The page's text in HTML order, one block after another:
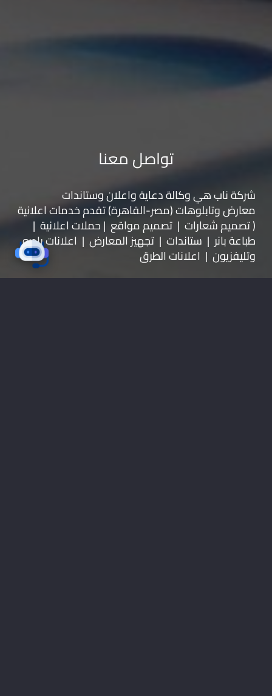
تواصل معنا
شركة ناب هي وكالة دعاية واعلان وستاندات
معارضوتابلوهات(مصر-القاهرة) تقدم خدمات اعلانية
( تصميم شعارات | تصميم مواقع | حملات اعلانية |
طباعة بانر | ستاندات | تجهيز المعارض | اعلانات راديو
وتليفزيون | اعلانات الطرق